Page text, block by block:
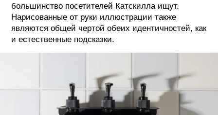
большинство посетителей Катскилла ищут.
Нарисованные от руки иллюстрации также
являются общей чертой обеих идентичностей, как
и естественные подсказки.